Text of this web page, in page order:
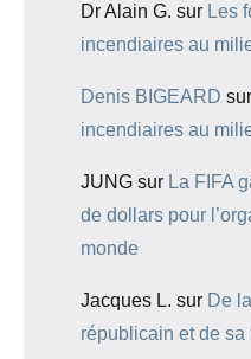
Dr Alain G. sur Les
incendiaires au
Denis BIGEARD sur
incendiaires au
JUNG sur La FIFA
de dollars pour
monde
Jacques L. sur De
républicain et de